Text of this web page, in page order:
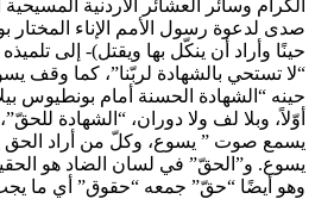
الكرام وسائر العشائر الأردنية
صدى لدعوة رسول الأمم الإناء
حينًا وأراد أن ينكّل بها ويقتل)- إلى
“لا تستحي بالشهادة لربّنا”، كما وقف
حينه “الشهادة الحسنة أمام بونطيوس
أوّلاً، وبلا لف ولا دوران، “الشهادة
يسمع صوت ” يسوع، وكلّ من أراد
يسوع. و”الحقّ” في لسان الضاد هو
وهو أيضًا “حقّ” جمعه “حقوق” أي ما